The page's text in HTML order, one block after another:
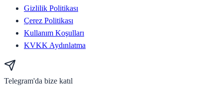
Gizlilik Politikası
Çerez Politikası
Kullanım Koşulları
KVKK Aydınlatma
Telegram'da bize katıl